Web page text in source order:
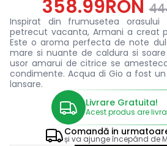
358.99RON
Inspirat din frumusetea orasului
petrecut vacanta, Armani a creat
Este o aroma perfecta de note
mare si nuante de caldura si
usor amarui de citrice se
condimente. Acqua di Gio a fost
lansare.
Livrare Gratuita!
Acest produs are
Comandă in
și va ajunge începând de